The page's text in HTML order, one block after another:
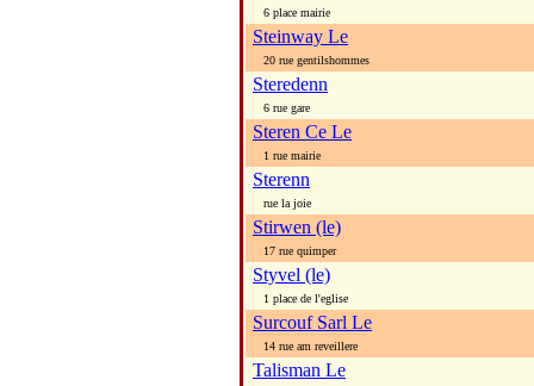
6 place mairie
Steinway Le
20 rue gentilshommes
Steredenn
6 rue gare
Steren Ce Le
1 rue mairie
Sterenn
rue la joie
Stirwen (le)
17 rue quimper
Styvel (le)
1 place de l'eglise
Surcouf Sarl Le
14 rue am reveillere
Talisman Le